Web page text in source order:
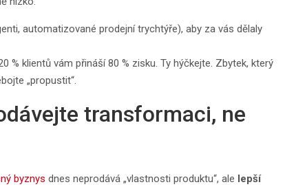
automatizované prodejní trychtýře), aby za vás dělaly
% klientů vám přináší 80 % zisku. Ty hýčkejte. Zbytek, který
„propustit“.
transformaci, ne
byznys dnes neprodává „vlastnosti produktu“, ale lepší